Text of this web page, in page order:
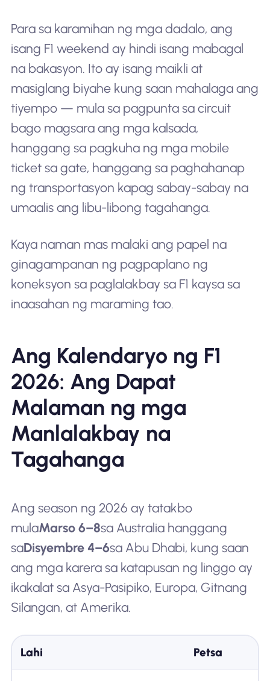
Para sa karamihan ng mga dadalo, ang
isang F1 weekend ay hindi isang mabagal
na bakasyon. Ito ay isang maikli at
masiglang biyahe kung saan mahalaga ang
tiyempo — mula sa pagpunta sa circuit
bago magsara ang mga kalsada,
hanggang sa pagkuha ng mga mobile
ticket sa gate, hanggang sa paghahanap
ng transportasyon kapag sabay-sabay na
umaalis ang libu-libong tagahanga.
Kaya naman mas malaki ang papel na
ginagampanan ng pagpaplano ng
koneksyon sa paglalakbay sa F1 kaysa sa
inaasahan ng maraming tao.
Ang Kalendaryo ng F1
2026: Ang Dapat
Malaman ng mga
Manlalakbay na
Tagahanga
Ang season ng 2026 ay tatakbo
mulaMarso 6–8sa Australia hanggang
saDisyembre 4–6sa Abu Dhabi, kung saan
ang mga karera sa katapusan ng linggo ay
ikakalat sa Asya-Pasipiko, Europa, Gitnang
Silangan, at Amerika.
Lahi Petsa